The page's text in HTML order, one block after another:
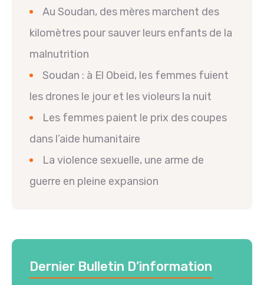
Au Soudan, des mères marchent des
kilomètres pour sauver leurs enfants de la
malnutrition
Soudan : à El Obeid, les femmes fuient
les drones le jour et les violeurs la nuit
Les femmes paient le prix des coupes
dans l’aide humanitaire
La violence sexuelle, une arme de
guerre en pleine expansion
Dernier Bulletin D’information